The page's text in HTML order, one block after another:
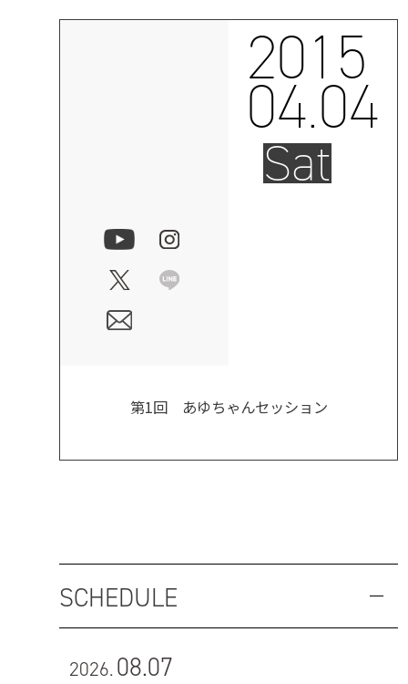
2015
04.04
Sat
第1回 あゆちゃんセッション
SCHEDULE
2026.08.07